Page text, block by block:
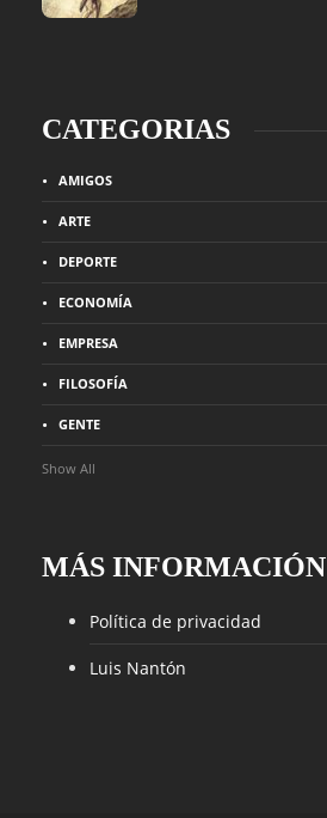
CATEGORIAS
AMIGOS
ARTE
DEPORTE
ECONOMÍA
EMPRESA
FILOSOFÍA
GENTE
Show All
MÁS INFORMACIÓN
Política de privacidad
Luis Nantón